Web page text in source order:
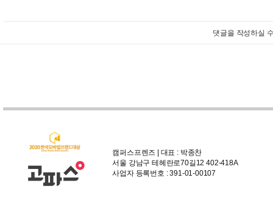
댓글을 작성하실
캠퍼스프렌즈 | 대표 : 박종찬
서울 강남구 테헤란로70길12 402-418A
사업자 등록번호 : 391-01-00107